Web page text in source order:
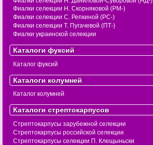
Фиалки селекции Н. Скорняковой (РМ-)
Фиалки селекции С. Репкиной (РС-)
Фиалки селекции Т. Пугачевой (ПТ-)
Фиалки украинской селекции
Каталоги фуксий
Каталог фуксий
Каталоги колумней
Каталог колумней
Каталоги стрептокарпусов
Стрептокарпусы зарубежной селекции
Стрептокарпусы российской селекции
Стрептокарпусы селекции П. Клещыньски